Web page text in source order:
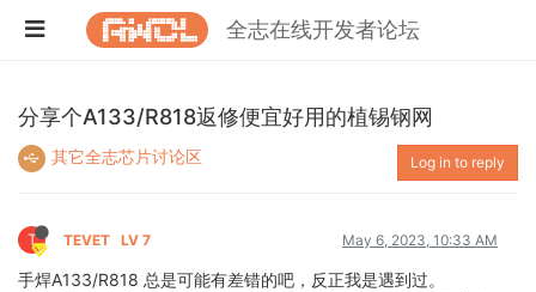
全志在线开发者论坛
分享个A133/R818返修便宜好用的植锡钢网
其它全志芯片讨论区 Log in to reply
T TEVET LV 7 May 6, 2023, 10:33 AM
手焊A133/R818 总是可能有差错的吧，反正我是遇到过。